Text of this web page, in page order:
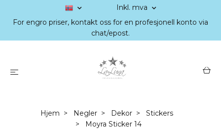
Inkl. mva
For engro priser, kontakt oss for en profesjonell konto via
chat/epost.
Hjem Negler Dekor
Stickers
Moyra Sticker 14